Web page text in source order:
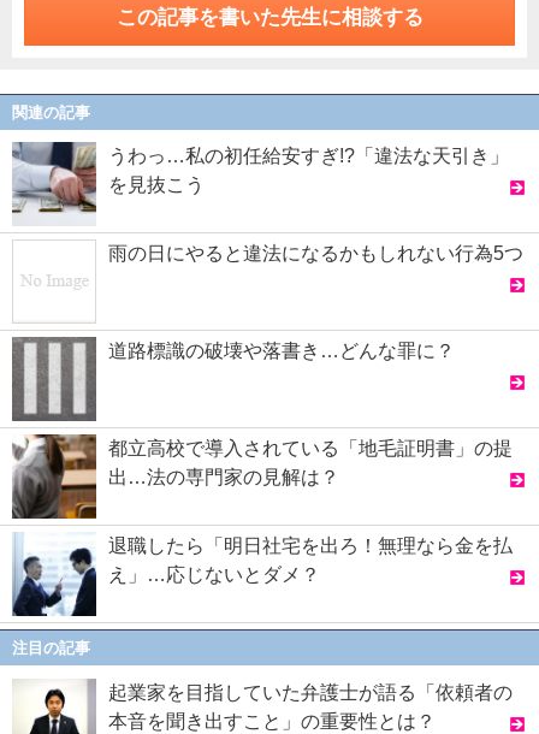
この記事を書いた先生に相談する
関連の記事
うわっ…私の初任給安すぎ!?「違法な天引き」
を見抜こう
雨の日にやると違法になるかもしれない行為5つ
道路標識の破壊や落書き…どんな罪に？
都立高校で導入されている「地毛証明書」の提
出…法の専門家の見解は？
退職したら「明日社宅を出ろ！無理なら金を払
え」…応じないとダメ？
注目の記事
起業家を目指していた弁護士が語る「依頼者の
本音を聞き出すこと」の重要性とは？